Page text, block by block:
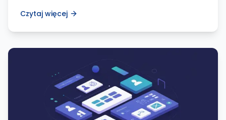
społecznościowych. Użytkownicy z całego świata
angażując się w interakcje z innymi. Jednakże to, co
kanałem publikacji […]
Czytaj więcej